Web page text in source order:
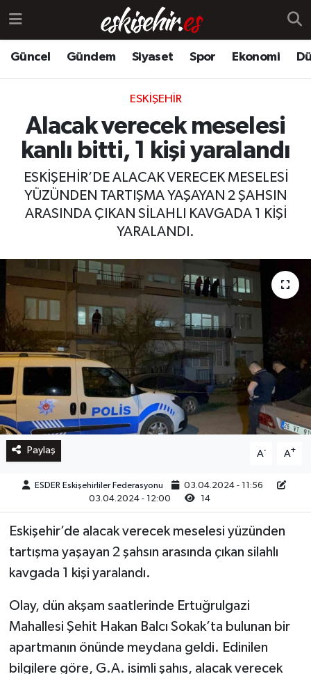
Güncel Gündem Siyaset Spor Ekonomi
ESKIŞEHIR
Alacak verecek meselesi
kanlı bitti, 1 kişi yaralandı
ESKİŞEHİR’DE ALACAK VERECEK MESELESİ
YÜZÜNDEN TARTIŞMA YAŞAYAN 2 ŞAHSIN
ARASINDA ÇIKAN SİLAHLI KAVGADA 1 KİŞİ
YARALANDI.
Paylaş A- A+
ESDER Eskişehirliler Federasyonu
03.04.2024 - 11:56
03.04.2024 - 12:00
14
Eskişehir’de alacak verecek meselesi yüzünden
tartışma yaşayan 2 şahsın arasında çıkan silahlı
kavgada 1 kişi yaralandı.
Olay, dün akşam saatlerinde Ertuğrulgazi
Mahallesi Şehit Hakan Balcı Sokak’ta bulunan bir
apartmanın önünde meydana geldi. Edinilen
bilgilere göre, G.A. isimli şahıs, alacak verecek